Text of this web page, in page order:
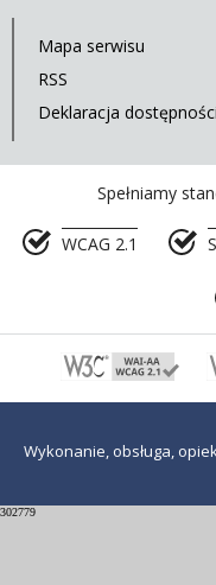
Mapa serwisu
RSS
Deklaracja dostępności
Spełniamy
WCAG 2.1
Wykonanie, obsługa,
302779